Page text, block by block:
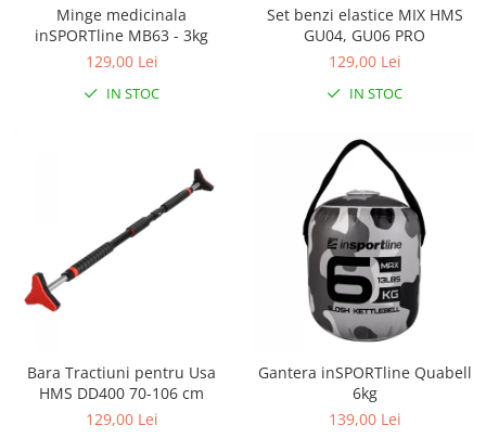
Interfoane, Sterilizatoare,
Electronice diverse
Incalzitoare si sterilizatoare
Aparate diverse
Aspirator nazal
Pompe san
Tensiometre
Termometre camera si baie
Minge medicinala
inSPORTline MB63 - 3kg
129,00 Lei
IN STOC
Set benzi elastice MIX HMS
GU04, GU06 PRO
129,00 Lei
IN STOC
Bara Tractiuni pentru Usa
HMS DD400 70-106 cm
129,00 Lei
Gantera inSPORTline Quabell
6kg
139,00 Lei